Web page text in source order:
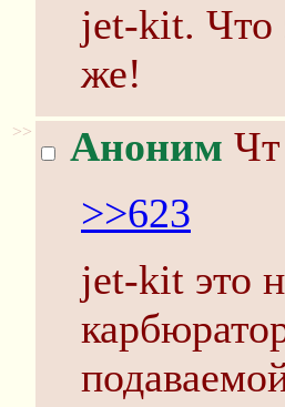
jet-kit. Что
же!
>> Аноним
>>623
jet-kit это